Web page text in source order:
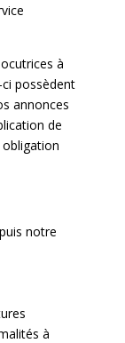
à
possèdent
annonces
de
notre
à